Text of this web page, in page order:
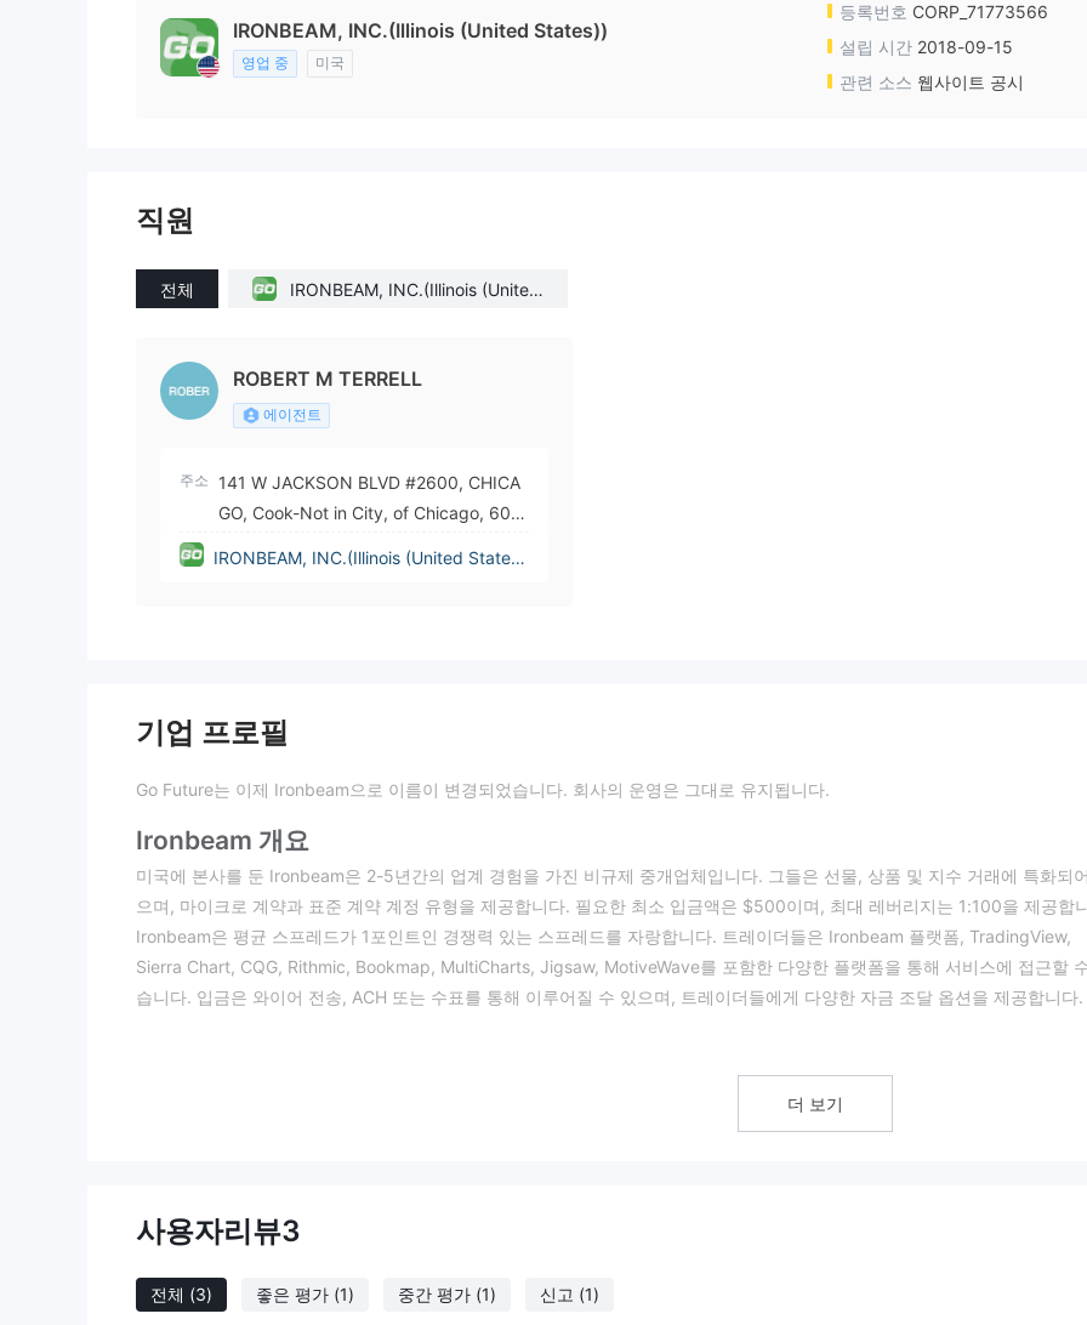
IRONBEAM, INC.(Illinois (United States))
영업 중 미국
등록번호 CORP_71773566
설립 시간 2018-09-15
관련 소스 웹사이트 공시
직원
전체
IRONBEAM, INC.(Illinois (United
ROBERT M TERRELL
에이전트
주소
141 W JACKSON BLVD #2600, CHICA
GO, Cook-Not in City, of Chicago, 606
IRONBEAM, INC.(Illinois (United State
기업 프로필
Go Future는 이제 Ironbeam으로 이름이 변경되었습니다. 회사의 운영은 그대로 유지됩니다.
Ironbeam 개요
미국에 본사를 둔 Ironbeam은 2-5년간의 업계 경험을 가진 비규제 중개업체입니다. 그들은 선물, 상품 및 지수 거래에 특화되
으며, 마이크로 계약과 표준 계약 계정 유형을 제공합니다. 필요한 최소 입금액은 $500이며, 최대 레버리지는 1:100을 제공합
Ironbeam은 평균 스프레드가 1포인트인 경쟁력 있는 스프레드를 자랑합니다. 트레이더들은 Ironbeam 플랫폼, TradingView,
Sierra Chart, CQG, Rithmic, Bookmap, MultiCharts, Jigsaw, MotiveWave를 포함한 다양한 플랫폼을 통해 서비스에 접근할
습니다. 입금은 와이어 전송, ACH 또는 수표를 통해 이루어질 수 있으며, 트레이더들에게 다양한 자금 조달 옵션을 제공합니다.
Ironbeam은 미국 상품 선물 거래위원회(CFTC)와 미국 국가 선물 협회(NFA)에 의해 규제되었다고 주장하는 선물 거래 브로커
다. 그러나 Ironbeam이 주장하는 NFA 라이선스 번호가 사실 복제품일 가능성이 있습니다. 이는 해당 브로커가 NFA에 의해 규
장단점
Ironbeam은 트레이더들에게 여러 가지 이점을 제공합니다. 경쟁력 있는 스프레드를 제공하여 거래 비용을 효율적으로 만들어
더 보기
사용자리뷰3
전체 (3) 좋은 평가 (1) 중간 평가 (1) 신고 (1)